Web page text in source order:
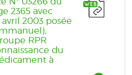
2365 avec
2003 posée
RPR
du
à